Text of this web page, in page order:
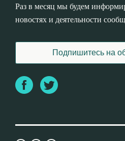
Раз в месяц мы будем
новостях и деятельности
Подпишитесь на
FacebookTwitter